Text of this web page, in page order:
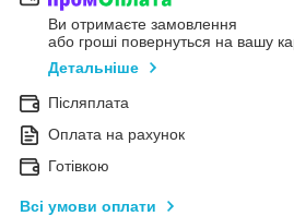
Ви отримаєте замовлення
або гроші повернуться на вашу
Детальніше
Післяплата
Оплата на рахунок
Готівкою
Всі умови оплати